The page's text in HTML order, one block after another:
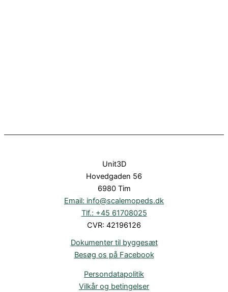
Unit3D
Hovedgaden 56
6980 Tim
Email: info@scalemopeds.dk
Tlf.: +45 61708025
CVR: 42196126
Dokumenter til byggesæt
Besøg os på Facebook
Persondatapolitik
Vilkår og betingelser